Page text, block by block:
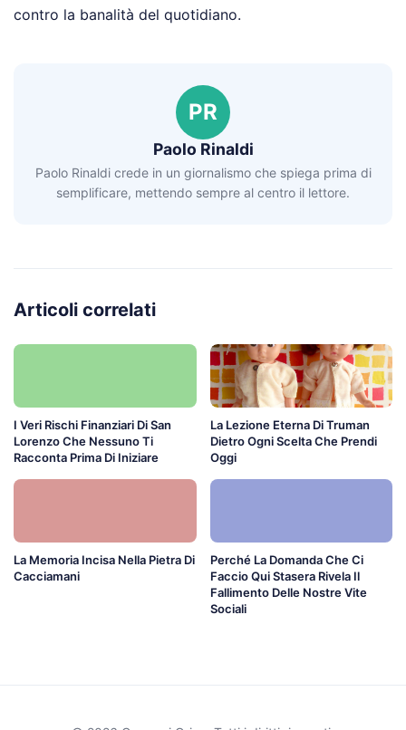
contro la banalità del quotidiano.
PR
Paolo Rinaldi
Paolo Rinaldi crede in un giornalismo che spiega prima di
semplificare, mettendo sempre al centro il lettore.
Articoli correlati
I Veri Rischi Finanziari Di San
Lorenzo Che Nessuno Ti
Racconta Prima Di Iniziare
La Lezione Eterna Di Truman
Dietro Ogni Scelta Che Prendi
Oggi
La Memoria Incisa Nella Pietra Di
Cacciamani
Perché La Domanda Che Ci
Faccio Qui Stasera Rivela Il
Fallimento Delle Nostre Vite
Sociali